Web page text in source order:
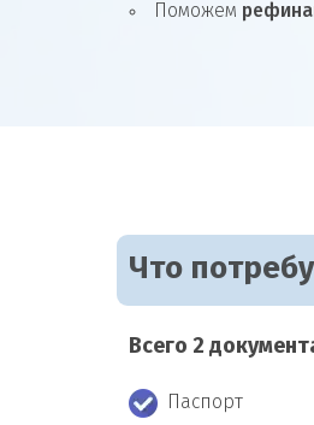
Поможем
Что
Всего 2
Паспорт